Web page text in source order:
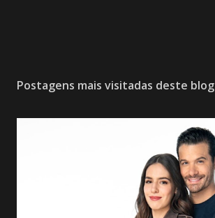
Postagens mais visitadas deste blog